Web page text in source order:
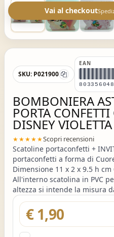
Vai al checkout
SKU: P021900
EAN
BOMBONIERA
PORTA
DISNEY VIOLETTA
★★★★★Scopri recensioni
Scatoline portaconfetti +
portaconfetti a forma di
Dimensione 11 x 2 x 9.5 h
All'interno scatolina in PVC
altezza si intende la misura
€ 1,90